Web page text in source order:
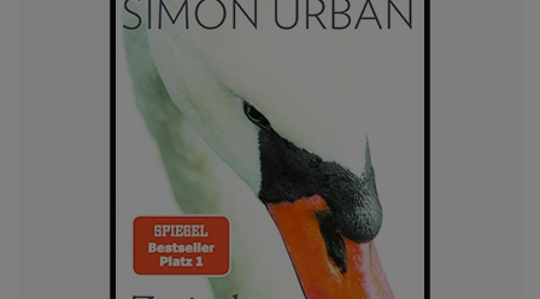
Gesellschaft
Geschichte
Ostpreußen
Pommern
Berlin-Brandenburg
Schlesien
Danzig und Westpreußen
Bücher